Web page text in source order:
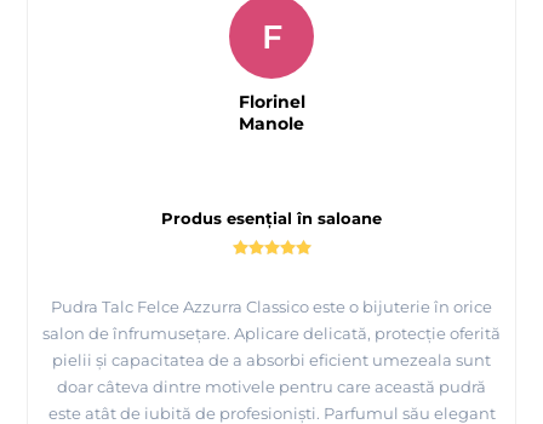
Produs esențial în saloane
Pudra Talc Felce Azzurra Classico este o bijuterie în orice
salon de înfrumusețare. Aplicare delicată, protecție oferită
pielii și capacitatea de a absorbi eficient umezeala sunt
doar câteva dintre motivele pentru care această pudră
este atât de iubită de profesioniști. Parfumul său elegant
F
Florinel
Manole